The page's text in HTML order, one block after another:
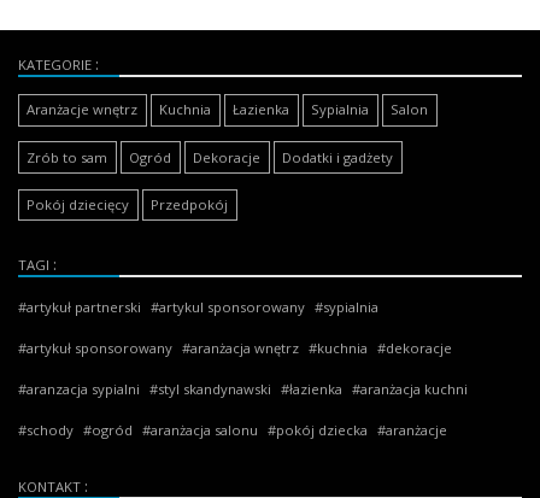
KATEGORIE
Aranżacje wnętrz Kuchnia Łazienka Sypialnia Salon
Zrób to sam Ogród Dekoracje Dodatki i gadżety
Pokój dziecięcy Przedpokój
TAGI
artykuł partnerski artykul sponsorowany sypialnia
artykuł sponsorowany aranżacja wnętrz kuchnia dekoracje
aranzacja sypialni styl skandynawski łazienka aranżacja kuchni
schody ogród aranżacja salonu pokój dziecka aranżacje
KONTAKT